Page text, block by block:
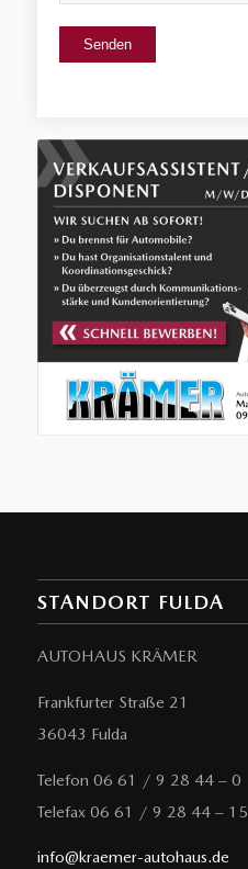
STANDORT FULDA
AUTOHAUS KRÄMER
Frankfurter Straße 21
36043 Fulda
Telefon 06 61 / 9 28 44 – 0
Telefax 06 61 / 9 28 44 – 15
info@kraemer-autohaus.de